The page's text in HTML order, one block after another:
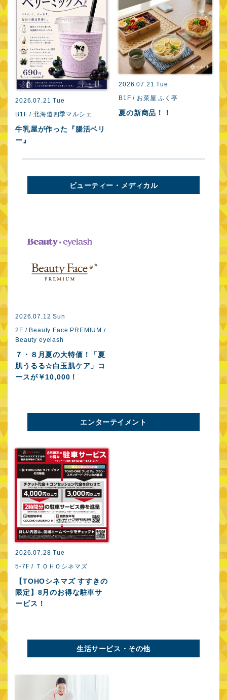
2026.07.21 Tue
B1F / 北海道四季マルシェ
牛乳屋が作った『腸活ベリ
ー』
2026.07.21 Tue
B1F / お菜屋 ふく亭
夏の新商品！！
ビューティー・メディカル
2026.07.12 Sun
2F / Beauty Face PREMIUM /
Beauty eyelash
７・８月夏の大特価！「夏
肌うるる☆白玉肌ケア」コ
ースが￥10,000！
エンターテイメント
2026.07.28 Tue
5-7F / ＴＯＨＯシネマズ
【TOHOシネマズ すすきの
限定】8月のお得な駐車サ
ービス！
生活サービス・その他